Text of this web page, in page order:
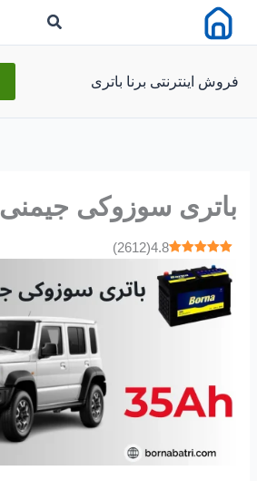
فروش اینترنتی برنا باتری
باتری سوزوکی جیمنی
4.8
(
2612
)